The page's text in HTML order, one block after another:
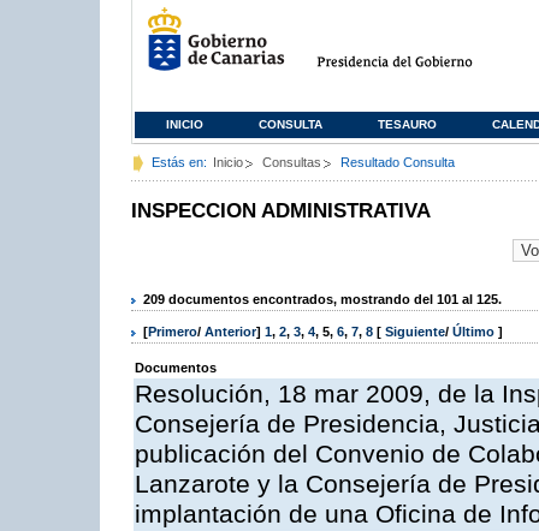
INICIO CONSULTA TESAURO
Estás en: Inicio Consultas Resultado Consulta
INSPECCION ADMINISTRATIVA
209 documentos encontrados, mostrando del 101 al 125.
[Primero/ Anterior] 1, 2, 3, 4, 5, 6, 7, 8 [ Siguiente/ Último ]
Documentos
Resolución, 18 mar 2009, de la
Consejería de Presidencia,
publicación del Convenio de
Lanzarote y la Consejería de
implantación de una Oficina de